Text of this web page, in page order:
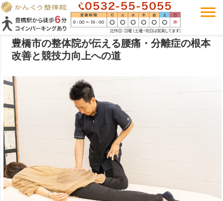
豊橋市の整体院が伝える腰痛・分離症の根本
改善と競技力向上への道